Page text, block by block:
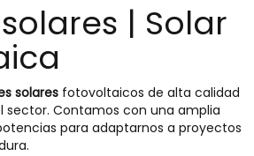
| Solar
solares fotovoltaicos de alta calidad
sector. Contamos con una amplia
para adaptarnos a proyectos